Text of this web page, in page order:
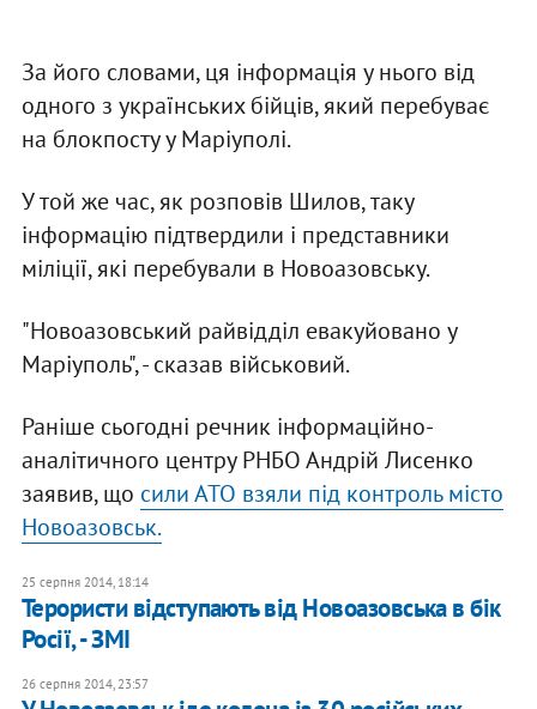
За його словами, ця інформація у нього від
одного з українських бійців, який перебуває
на блокпосту у Маріуполі.
У той же час, як розповів Шилов, таку
інформацію підтвердили і представники
міліції, які перебували в Новоазовську.
"Новоазовський райвідділ евакуйовано у
Маріуполь", - сказав військовий.
Раніше сьогодні речник інформаційно-
аналітичного центру РНБО Андрій Лисенко
заявив, що сили АТО взяли під контроль місто
Новоазовськ.
25 серпня 2014, 18:14
Терористи відступають від Новоазовська в бік
Росії, - ЗМІ
26 серпня 2014, 23:57